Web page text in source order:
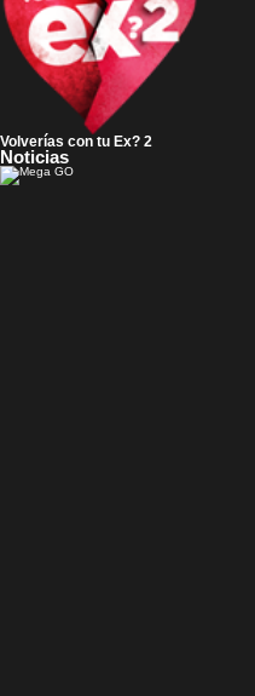
Volverías con tu Ex? 2
Noticias